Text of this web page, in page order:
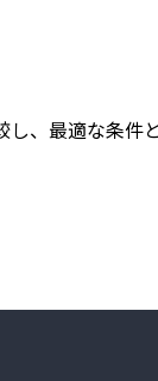
、最適な条